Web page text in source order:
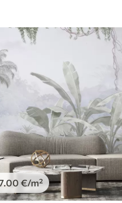
.00 €/m²